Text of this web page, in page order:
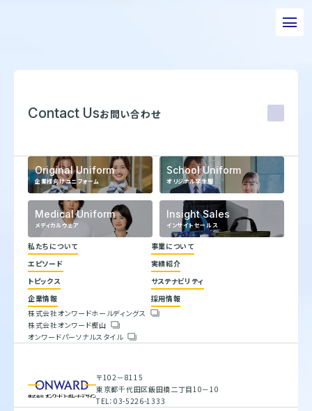
私たちについて
実績紹介
トピックス
サステナビリティ
企業情報
採用情報
お問い合わせ
株式会社オンワードホールディングス
株式会社オンワード樫山
オンワードパーソナルスタイル
〒102－8115
東京都千代田区飯田橋二丁目10－10
TEL：03-5226-1333
Contact Usお問い合わせ
Original Uniform
企業様向けユニフォーム
School Uniform
オリジナル学生服
Medical Uniform
メディカルウェア
Insight Sales
インサイトセールス
〒102－8115
東京都千代田区飯田橋二丁目10－10
TEL：03-5226-1333
私たちについて
代表メッセージ
企業理念
ヒストリー
事業について
エピソード
実績紹介
トピックス
サステナビリティ
トップコミットメント
具体的な取り組みと目標
企業情報
会社概要
人権方針
調達指針
採用情報
株式会社オンワードホールディングス
株式会社オンワード樫山
オンワードパーソナルスタイル